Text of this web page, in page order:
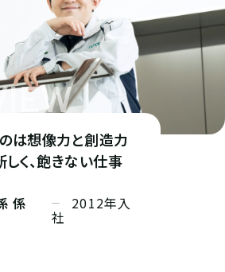
は想像力と創造力
く、飽きない仕事
係 2012年入
社